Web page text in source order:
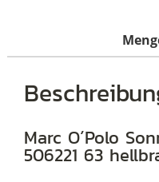
Marc O´Polo
506221 63